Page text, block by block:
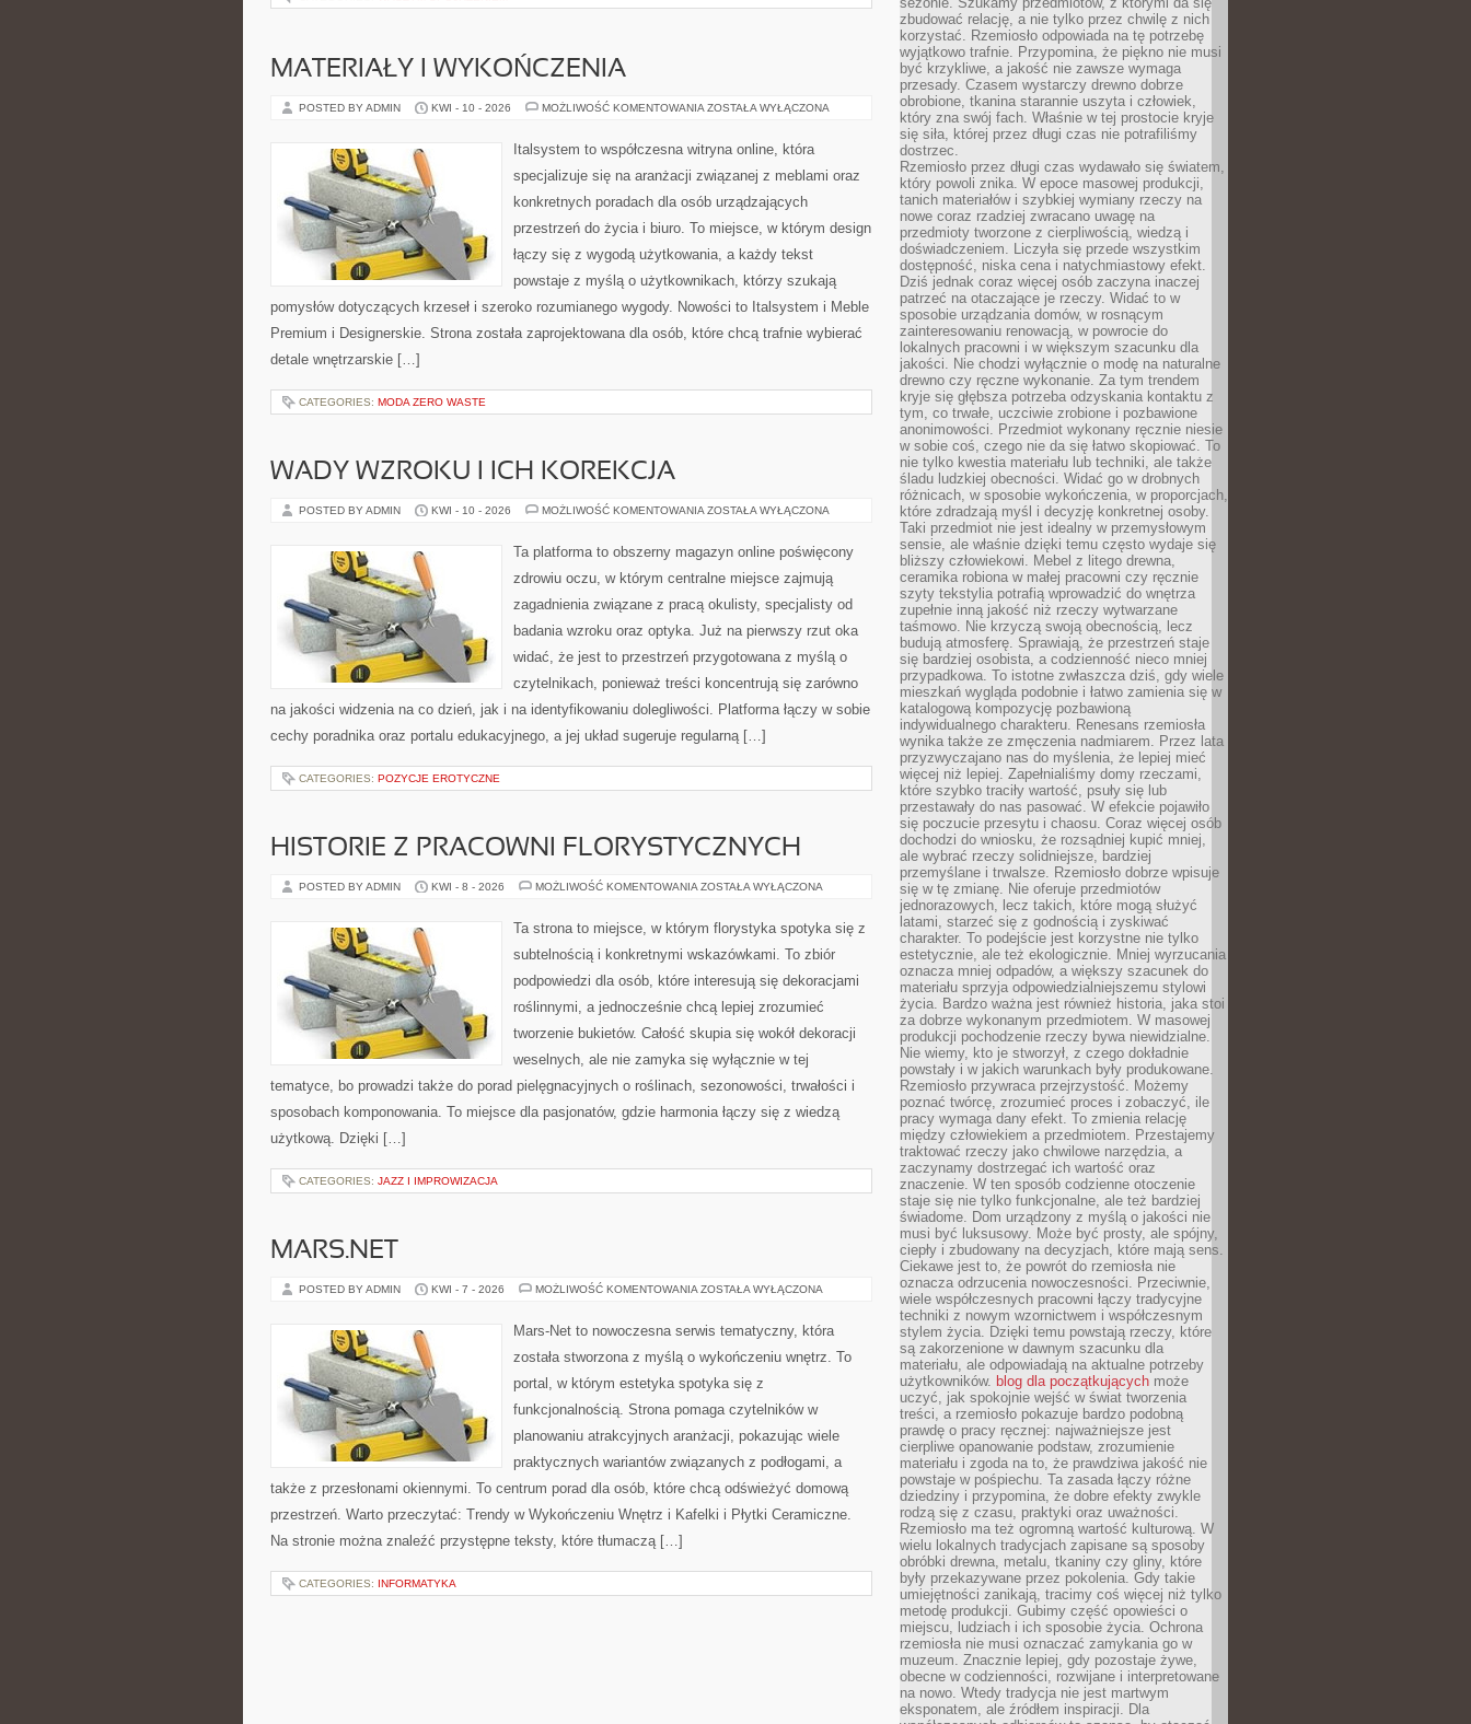
MATERIAŁY I WYKOŃCZENIA
POSTED BY ADMIN KWI - 10 - 2026 MOŻLIWOŚĆ KOMENTOWANIA MATERIAŁY
ZOSTAŁA WYŁĄCZONA
Italsystem to współczesna witryna online, która
specjalizuje się na aranżacji związanej z meblami oraz
konkretnych poradach dla osób urządzających
przestrzeń do życia i biuro. To miejsce, w którym design
łączy się z wygodą użytkowania, a każdy tekst
powstaje z myślą o użytkownikach, którzy szukają
pomysłów dotyczących krzeseł i szeroko rozumianego wygody. Nowości to Italsystem i Meble
Premium i Designerskie. Strona została zaprojektowana dla osób, które chcą trafnie wybierać
detale wnętrzarskie […]
CATEGORIES: MODA ZERO WASTE
WADY WZROKU I ICH KOREKCJA
POSTED BY ADMIN KWI - 10 - 2026 MOŻLIWOŚĆ KOMENTOWANIA WADY
KOREKCJA
ZOSTAŁA WYŁĄCZONA
Ta platforma to obszerny magazyn online poświęcony
zdrowiu oczu, w którym centralne miejsce zajmują
zagadnienia związane z pracą okulisty, specjalisty od
badania wzroku oraz optyka. Już na pierwszy rzut oka
widać, że jest to przestrzeń przygotowana z myślą o
czytelnikach, ponieważ treści koncentrują się zarówno
na jakości widzenia na co dzień, jak i na identyfikowaniu dolegliwości. Platforma łączy w sobie
cechy poradnika oraz portalu edukacyjnego, a jej układ sugeruje regularną […]
CATEGORIES: POZYCJE EROTYCZNE
HISTORIE Z PRACOWNI FLORYSTYCZNYCH
POSTED BY ADMIN KWI - 8 - 2026 MOŻLIWOŚĆ KOMENTOWANIA HISTORIE
FLORYSTYCZNYCH
ZOSTAŁA WYŁĄCZONA
Ta strona to miejsce, w którym florystyka spotyka się z
subtelnością i konkretnymi wskazówkami. To zbiór
podpowiedzi dla osób, które interesują się dekoracjami
roślinnymi, a jednocześnie chcą lepiej zrozumieć
tworzenie bukietów. Całość skupia się wokół dekoracji
weselnych, ale nie zamyka się wyłącznie w tej
tematyce, bo prowadzi także do porad pielęgnacyjnych o roślinach, sezonowości, trwałości i
sposobach komponowania. To miejsce dla pasjonatów, gdzie harmonia łączy się z wiedzą
użytkową. Dzięki […]
CATEGORIES: JAZZ I IMPROWIZACJA
MARS.NET
POSTED BY ADMIN KWI - 7 - 2026 MOŻLIWOŚĆ KOMENTOWANIA MARS.NET
ZOSTAŁA WYŁĄCZONA
Mars-Net to nowoczesna serwis tematyczny, która
została stworzona z myślą o wykończeniu wnętrz. To
portal, w którym estetyka spotyka się z
funkcjonalnością. Strona pomaga czytelników w
planowaniu atrakcyjnych aranżacji, pokazując wiele
praktycznych wariantów związanych z podłogami, a
także z przesłonami okiennymi. To centrum porad dla osób, które chcą odświeżyć domową
przestrzeń. Warto przeczytać: Trendy w Wykończeniu Wnętrz i Kafelki i Płytki Ceramiczne.
Na stronie można znaleźć przystępne teksty, które tłumaczą […]
CATEGORIES: INFORMATYKA
zbudować relację, a nie tylko przez chwilę z nich
korzystać. Rzemiosło odpowiada na tę potrzebę
wyjątkowo trafnie. Przypomina, że piękno nie musi
być krzykliwe, a jakość nie zawsze wymaga
przesady. Czasem wystarczy drewno dobrze
obrobione, tkanina starannie uszyta i człowiek,
który zna swój fach. Właśnie w tej prostocie kryje
się siła, której przez długi czas nie potrafiliśmy
dostrzec.
Rzemiosło przez długi czas wydawało się światem,
który powoli znika. W epoce masowej produkcji,
tanich materiałów i szybkiej wymiany rzeczy na
nowe coraz rzadziej zwracano uwagę na
przedmioty tworzone z cierpliwością, wiedzą i
doświadczeniem. Liczyła się przede wszystkim
dostępność, niska cena i natychmiastowy efekt.
Dziś jednak coraz więcej osób zaczyna inaczej
patrzeć na otaczające je rzeczy. Widać to w
sposobie urządzania domów, w rosnącym
zainteresowaniu renowacją, w powrocie do
lokalnych pracowni i w większym szacunku dla
jakości. Nie chodzi wyłącznie o modę na naturalne
drewno czy ręczne wykonanie. Za tym trendem
kryje się głębsza potrzeba odzyskania kontaktu z
tym, co trwałe, uczciwie zrobione i pozbawione
anonimowości. Przedmiot wykonany ręcznie niesie
w sobie coś, czego nie da się łatwo skopiować. To
nie tylko kwestia materiału lub techniki, ale także
śladu ludzkiej obecności. Widać go w drobnych
różnicach, w sposobie wykończenia, w proporcjach,
które zdradzają myśl i decyzję konkretnej osoby.
Taki przedmiot nie jest idealny w przemysłowym
sensie, ale właśnie dzięki temu często wydaje się
bliższy człowiekowi. Mebel z litego drewna,
ceramika robiona w małej pracowni czy ręcznie
szyty tekstylia potrafią wprowadzić do wnętrza
zupełnie inną jakość niż rzeczy wytwarzane
taśmowo. Nie krzyczą swoją obecnością, lecz
budują atmosferę. Sprawiają, że przestrzeń staje
się bardziej osobista, a codzienność nieco mniej
przypadkowa. To istotne zwłaszcza dziś, gdy wiele
mieszkań wygląda podobnie i łatwo zamienia się w
katalogową kompozycję pozbawioną
indywidualnego charakteru. Renesans rzemiosła
wynika także ze zmęczenia nadmiarem. Przez lata
przyzwyczajano nas do myślenia, że lepiej mieć
więcej niż lepiej. Zapełnialiśmy domy rzeczami,
które szybko traciły wartość, psuły się lub
przestawały do nas pasować. W efekcie pojawiło
się poczucie przesytu i chaosu. Coraz więcej osób
dochodzi do wniosku, że rozsądniej kupić mniej,
ale wybrać rzeczy solidniejsze, bardziej
przemyślane i trwalsze. Rzemiosło dobrze wpisuje
się w tę zmianę. Nie oferuje przedmiotów
jednorazowych, lecz takich, które mogą służyć
latami, starzeć się z godnością i zyskiwać
charakter. To podejście jest korzystne nie tylko
estetycznie, ale też ekologicznie. Mniej wyrzucania
oznacza mniej odpadów, a większy szacunek do
materiału sprzyja odpowiedzialniejszemu stylowi
życia. Bardzo ważna jest również historia, jaka stoi
za dobrze wykonanym przedmiotem. W masowej
produkcji pochodzenie rzeczy bywa niewidzialne.
Nie wiemy, kto je stworzył, z czego dokładnie
powstały i w jakich warunkach były produkowane.
Rzemiosło przywraca przejrzystość. Możemy
poznać twórcę, zrozumieć proces i zobaczyć, ile
pracy wymaga dany efekt. To zmienia relację
między człowiekiem a przedmiotem. Przestajemy
traktować rzeczy jako chwilowe narzędzia, a
zaczynamy dostrzegać ich wartość oraz
znaczenie. W ten sposób codzienne otoczenie
staje się nie tylko funkcjonalne, ale też bardziej
świadome. Dom urządzony z myślą o jakości nie
musi być luksusowy. Może być prosty, ale spójny,
ciepły i zbudowany na decyzjach, które mają sens.
Ciekawe jest to, że powrót do rzemiosła nie
oznacza odrzucenia nowoczesności. Przeciwnie,
wiele współczesnych pracowni łączy tradycyjne
techniki z nowym wzornictwem i współczesnym
stylem życia. Dzięki temu powstają rzeczy, które
są zakorzenione w dawnym szacunku dla
materiału, ale odpowiadają na aktualne potrzeby
użytkowników. blog dla początkujących może
uczyć, jak spokojnie wejść w świat tworzenia
treści, a rzemiosło pokazuje bardzo podobną
prawdę o pracy ręcznej: najważniejsze jest
cierpliwe opanowanie podstaw, zrozumienie
materiału i zgoda na to, że prawdziwa jakość nie
powstaje w pośpiechu. Ta zasada łączy różne
dziedziny i przypomina, że dobre efekty zwykle
rodzą się z czasu, praktyki oraz uważności.
Rzemiosło ma też ogromną wartość kulturową. W
wielu lokalnych tradycjach zapisane są sposoby
obróbki drewna, metalu, tkaniny czy gliny, które
były przekazywane przez pokolenia. Gdy takie
umiejętności zanikają, tracimy coś więcej niż tylko
metodę produkcji. Gubimy część opowieści o
miejscu, ludziach i ich sposobie życia. Ochrona
rzemiosła nie musi oznaczać zamykania go w
muzeum. Znacznie lepiej, gdy pozostaje żywe,
obecne w codzienności, rozwijane i interpretowane
na nowo. Wtedy tradycja nie jest martwym
eksponatem, ale źródłem inspiracji. Dla